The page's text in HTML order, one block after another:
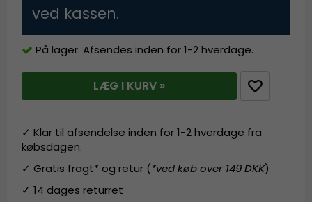
ved kassen.
På lager. Afsendes inden for 1-2 hverdage.
LÆG I KURV »
✓ Klar til afsendelse inden for 1-2 hverdage fra
købsdagen.
✓ Gratis fragt* og retur (*ved køb over 149 DKK)
✓ 14 dages returret